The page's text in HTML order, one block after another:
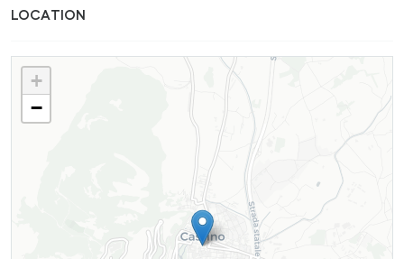
LOCATION
+
−